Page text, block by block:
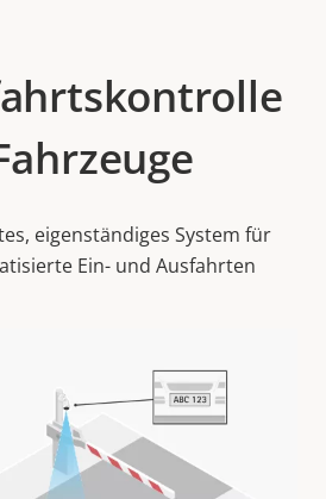
eigenständiges System für
Ein- und Ausfahrten